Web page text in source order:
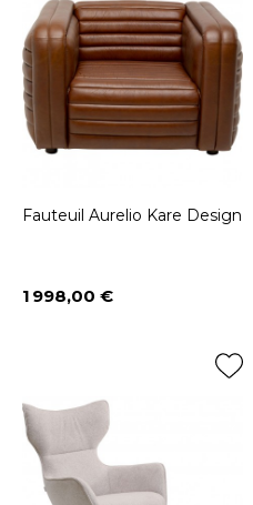
Fauteuil Aurelio Kare Design
Prix
1 998,00 €